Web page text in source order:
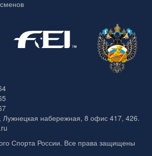
Лужнецкая набережная, 8 офис 417, 426.
Спорта России. Все права защищены